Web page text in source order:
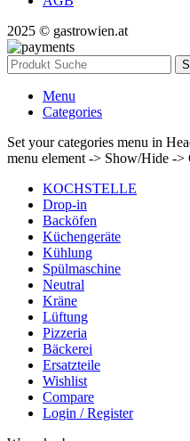
2025 © gastrowien.at
Menu
Categories
Set your categories menu in
menu element -> Show/Hide ->
KOCHSTELLE
Drop-in
Backöfen
Küchengeräte
Kühlung
Spülmaschine
Neutral
Kräne
Lüftung
Pizzeria
Bäckerei
Ersatzteile
Wishlist
Compare
Login / Register